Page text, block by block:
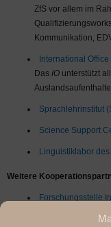
ZfS vor allem im
Kommunikation,
International Office
Das IO unterstützt
Sprachlehrinstitut
Science Support
Linguistiklabor
Weitere
Forschungsstelle